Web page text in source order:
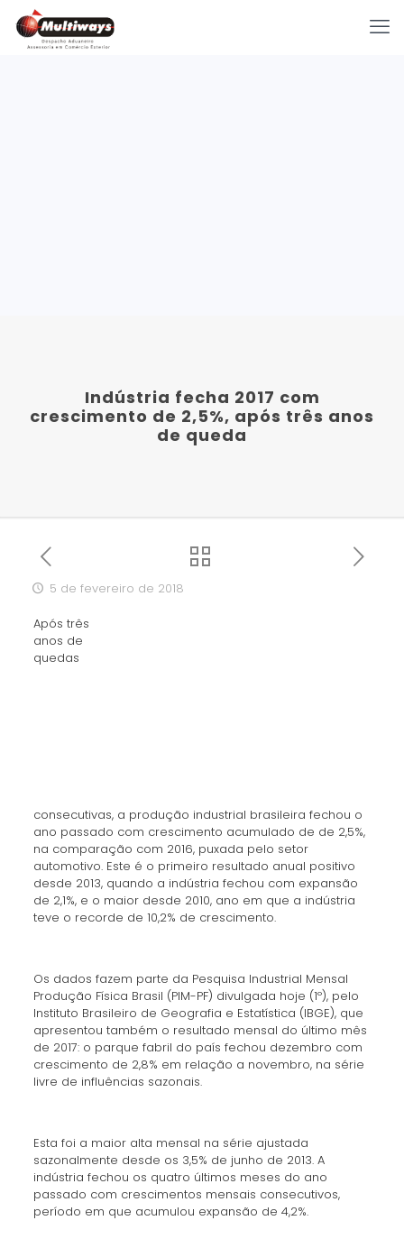
Indústria fecha 2017 com
crescimento de 2,5%, após três anos
de queda
5 de fevereiro de 2018
Após três
anos de
quedas
consecutivas, a produção industrial brasileira fechou o
ano passado com crescimento acumulado de de 2,5%,
na comparação com 2016, puxada pelo setor
automotivo. Este é o primeiro resultado anual positivo
desde 2013, quando a indústria fechou com expansão
de 2,1%, e o maior desde 2010, ano em que a indústria
teve o recorde de 10,2% de crescimento.
Os dados fazem parte da Pesquisa Industrial Mensal
Produção Física Brasil (PIM-PF) divulgada hoje (1º), pelo
Instituto Brasileiro de Geografia e Estatística (IBGE), que
apresentou também o resultado mensal do último mês
de 2017: o parque fabril do país fechou dezembro com
crescimento de 2,8% em relação a novembro, na série
livre de influências sazonais.
Esta foi a maior alta mensal na série ajustada
sazonalmente desde os 3,5% de junho de 2013. A
indústria fechou os quatro últimos meses do ano
passado com crescimentos mensais consecutivos,
período em que acumulou expansão de 4,2%.